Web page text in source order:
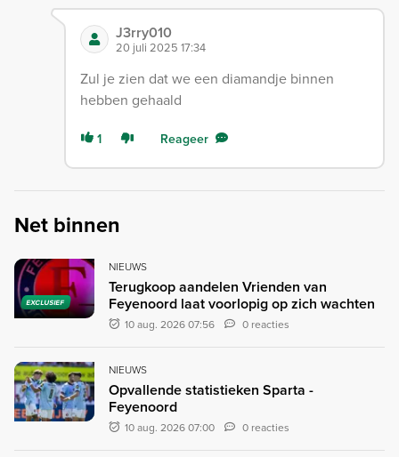
J3rry010
20 juli 2025 17:34
Zul je zien dat we een diamandje binnen
hebben gehaald
1 Reageer
Net binnen
EXCLUSIEF
NIEUWS
Terugkoop aandelen Vrienden van
Feyenoord laat voorlopig op zich wachten
10 aug. 2026 07:56 0 reacties
NIEUWS
Opvallende statistieken Sparta -
Feyenoord
10 aug. 2026 07:00 0 reacties